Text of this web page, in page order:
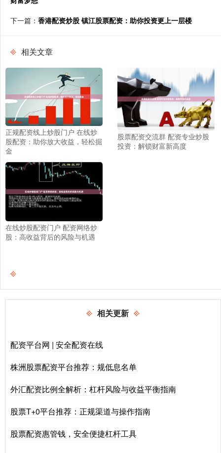
下一篇： 香港配资炒股 镇江股票配资：助你投资更上一层楼
相关文章
正规配资线上炒股门户 在线炒
股配资：助你放大收益，轻松掘
金
股票配资交流群 配资专业炒股
投资：解锁财富新高度
在线炒股配资门户 配资网络炒
股：高收益背后的风险与机遇
相关更新
配资平台网 | 安全配资在线
株洲股票配资平台推荐：规低息名单
外汇配资比例全解析：杠杆风险与收益平衡指南
股票T+0平台推荐：正规渠道与操作指南
股票配资惠管钱，安全便捷杠杆工具